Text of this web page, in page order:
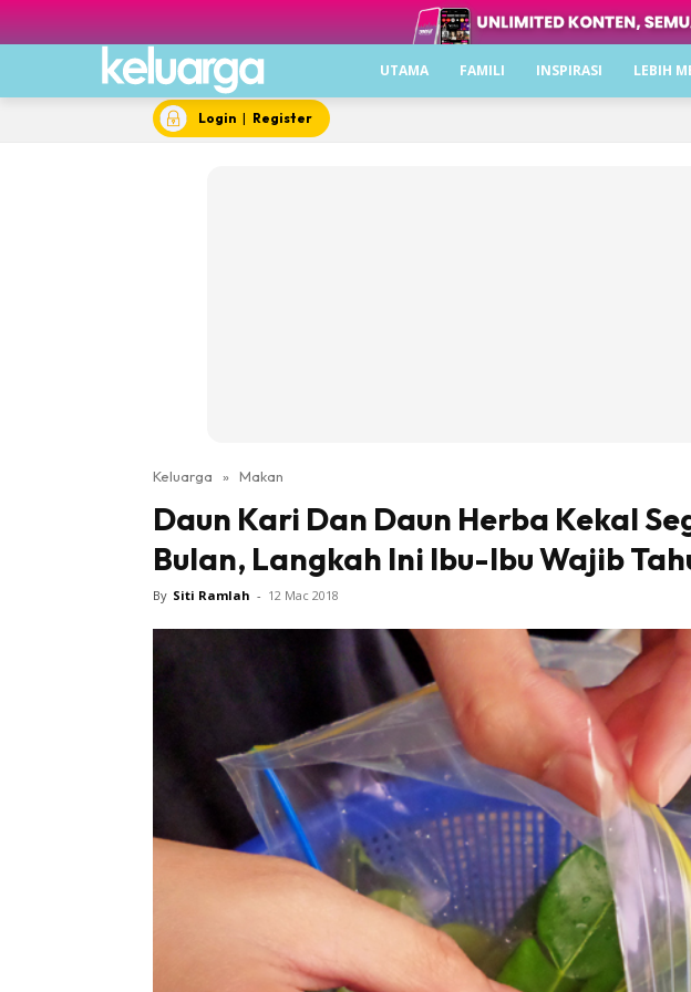
UTAMA FAMILI INSPIRASI LEBIH
Login | Register
Keluarga » Makan
Daun Kari Dan Daun Herba Kekal
Bulan, Langkah Ini Ibu-Ibu Wajib
By Siti Ramlah - 12 Mac 2018